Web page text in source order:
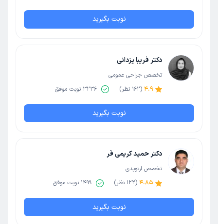
نوبت بگیرید
دکتر فریبا یزدانی
تخصص جراحی عمومی
4.9
(
162 نظر) 3236 نوبت موفق
نوبت بگیرید
دکتر حمید کریمی فر
تخصص ارتوپدی
4.85
(
122 نظر) 1499 نوبت موفق
نوبت بگیرید